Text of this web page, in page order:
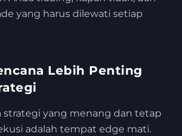
yang harus dilewati setiap
Lebih Penting
strategi yang menang dan tetap
adalah tempat edge mati.